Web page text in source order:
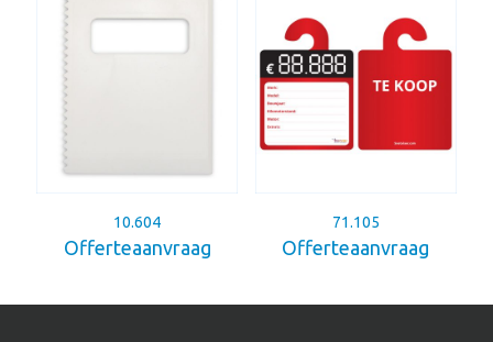
10.604
Offerteaanvraag
71.105
Offerteaanvraag